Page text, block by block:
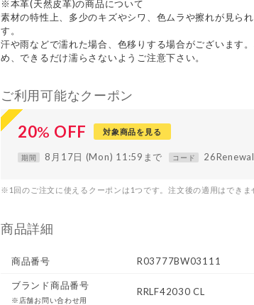
※本革(天然皮革)の商品について
素材の特性上、多少のキズやシワ、色ムラや擦れが見ら
す。
汗や雨などで濡れた場合、色移りする場合がございます
め、できるだけ濡らさないようご注意下さい。
ご利用可能なクーポン
20% OFF 対象商品を見る
期間 8月17日 (Mon) 11:59まで コード
※1回のご注文に使えるクーポンは1つです。注文後の適用はできま
商品詳細
商品番号 R03777BW03111
ブランド商品番号
※店舗お問い合わせ用
RRLF42030 CL